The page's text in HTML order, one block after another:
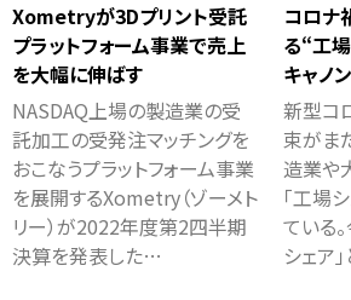
Xometryが3Dプリント受託
プラットフォーム事業で売上
を大幅に伸ばす
NASDAQ上場の製造業の受
託加工の受発注マッチングを
おこなうプラットフォーム事業
を展開するXometry（ゾーメト
リー）が2022年度第2四半期
決算を発表した…
コロナ
る“工
キャノ
新型コ
束がま
造業や
「工場
ている
シェア